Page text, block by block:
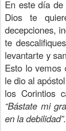
En este día
Dios te
decepciones,
te
levantarte y
Esto lo vemos
le dio al
los Corintios
“Bástate mi
en la debilidad”.